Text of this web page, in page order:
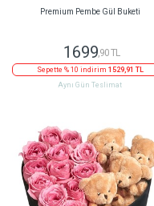
Premium Pembe Gül Buketi
1699,90 TL
Sepette % 10 indirim 1529,91 TL
Aynı Gün Teslimat